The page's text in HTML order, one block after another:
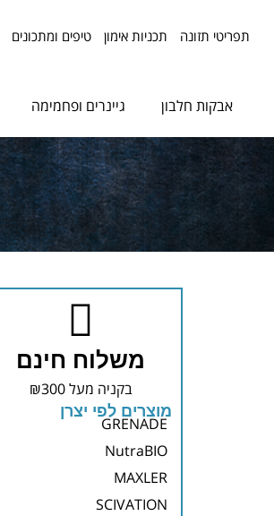
תפריטי תזונה תכניות אימון טיפים ומתכונים
אבקות חלבון גיינרים ופחמימה
משלוח חינם
בקניה מעל ₪300
מוצרים לפי יצרן
GRENADE
NutraBIO
MAXLER
SCIVATION